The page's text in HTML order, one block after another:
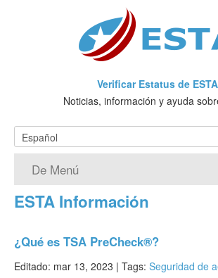
Verificar Estatus de ESTA
Noticias, información y ayuda
De Menú
Página de inicio
¿Qué es ESTA?
ESTA Información
¿Qué es TSA PreCheck®?
Editado: mar 13, 2023 | Tags: Seguridad de